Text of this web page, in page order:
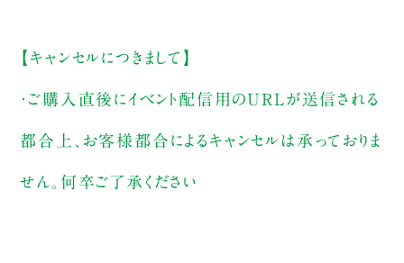
【キャンセルにつきまして】
・ご購入直後にイベント配信用のURLが送信される
都合上、お客様都合によるキャンセルは承っておりま
せん。何卒ご了承ください